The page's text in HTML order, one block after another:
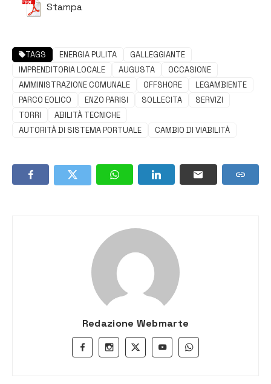
Stampa
TAGS ENERGIA PULITA
GALLEGGIANTE
IMPRENDITORIA LOCALE
AUGUSTA
OCCASIONE
AMMINISTRAZIONE COMUNALE
OFFSHORE
LEGAMBIENTE
PARCO EOLICO
ENZO PARISI SOLLECITA
SERVIZI
TORRI
ABILITÀ TECNICHE
AUTORITÀ DI SISTEMA PORTUALE
CAMBIO DI VIABILITÀ
Redazione Webmarte